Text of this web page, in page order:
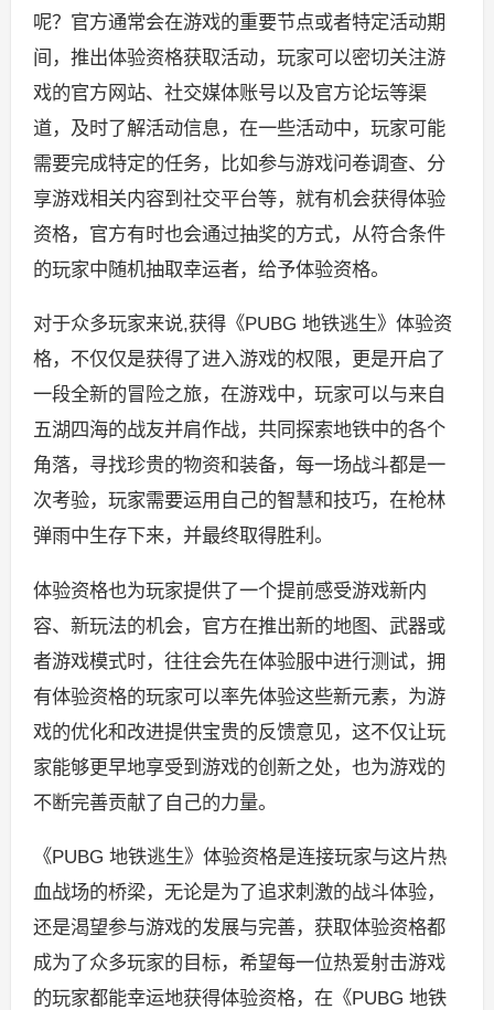
呢？官方通常会在游戏的重要节点或者特定活动期
间，推出体验资格获取活动，玩家可以密切关注游
戏的官方网站、社交媒体账号以及官方论坛等渠
道，及时了解活动信息，在一些活动中，玩家可能
需要完成特定的任务，比如参与游戏问卷调查、分
享游戏相关内容到社交平台等，就有机会获得体验
资格，官方有时也会通过抽奖的方式，从符合条件
的玩家中随机抽取幸运者，给予体验资格。
对于众多玩家来说,获得《PUBG 地铁逃生》体验资
格，不仅仅是获得了进入游戏的权限，更是开启了
一段全新的冒险之旅，在游戏中，玩家可以与来自
五湖四海的战友并肩作战，共同探索地铁中的各个
角落，寻找珍贵的物资和装备，每一场战斗都是一
次考验，玩家需要运用自己的智慧和技巧，在枪林
弹雨中生存下来，并最终取得胜利。
体验资格也为玩家提供了一个提前感受游戏新内
容、新玩法的机会，官方在推出新的地图、武器或
者游戏模式时，往往会先在体验服中进行测试，拥
有体验资格的玩家可以率先体验这些新元素，为游
戏的优化和改进提供宝贵的反馈意见，这不仅让玩
家能够更早地享受到游戏的创新之处，也为游戏的
不断完善贡献了自己的力量。
《PUBG 地铁逃生》体验资格是连接玩家与这片热
血战场的桥梁，无论是为了追求刺激的战斗体验，
还是渴望参与游戏的发展与完善，获取体验资格都
成为了众多玩家的目标，希望每一位热爱射击游戏
的玩家都能幸运地获得体验资格，在《PUBG 地铁